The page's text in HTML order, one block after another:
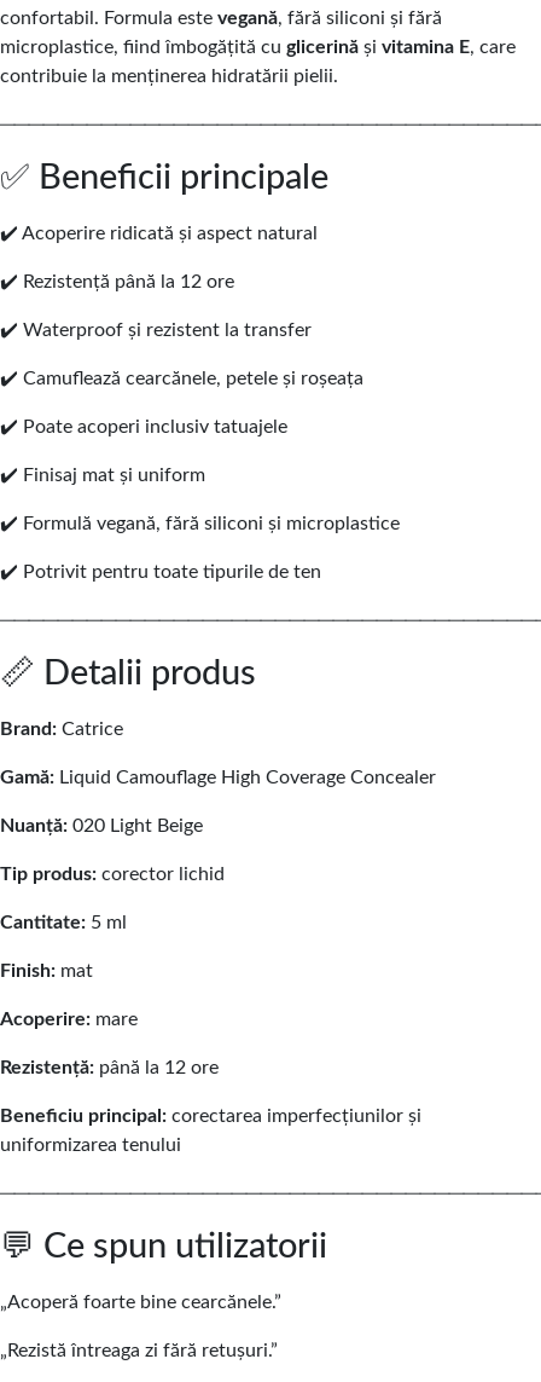
confortabil. Formula este vegană, fără siliconi și fără
microplastice, fiind îmbogățită cu glicerină și vitamina E, care
contribuie la menținerea hidratării pielii.
✅ Beneficii principale
✔️ Acoperire ridicată și aspect natural
✔️ Rezistență până la 12 ore
✔️ Waterproof și rezistent la transfer
✔️ Camuflează cearcănele, petele și roșeața
✔️ Poate acoperi inclusiv tatuajele
✔️ Finisaj mat și uniform
✔️ Formulă vegană, fără siliconi și microplastice
✔️ Potrivit pentru toate tipurile de ten
📏 Detalii produs
Brand: Catrice
Gamă: Liquid Camouflage High Coverage Concealer
Nuanță: 020 Light Beige
Tip produs: corector lichid
Cantitate: 5 ml
Finish: mat
Acoperire: mare
Rezistență: până la 12 ore
Beneficiu principal: corectarea imperfecțiunilor și
uniformizarea tenului
💬 Ce spun utilizatorii
„Acoperă foarte bine cearcănele.”
„Rezistă întreaga zi fără retușuri.”